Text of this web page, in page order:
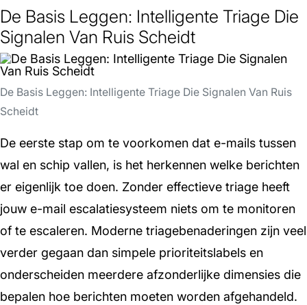
De Basis Leggen: Intelligente Triage Die
Signalen Van Ruis Scheidt
De Basis Leggen: Intelligente Triage Die Signalen Van Ruis
Scheidt
De eerste stap om te voorkomen dat e-mails tussen
wal en schip vallen, is het herkennen welke berichten
er eigenlijk toe doen. Zonder effectieve triage heeft
jouw e-mail escalatiesysteem niets om te monitoren
of te escaleren. Moderne triagebenaderingen zijn veel
verder gegaan dan simpele prioriteitslabels en
onderscheiden meerdere afzonderlijke dimensies die
bepalen hoe berichten moeten worden afgehandeld.